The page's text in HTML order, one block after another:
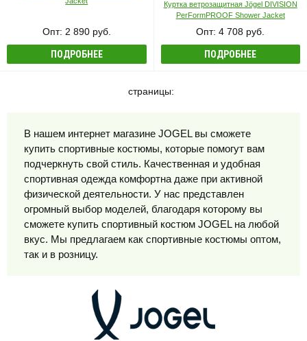
Опт: 2 890 руб.
ПОДРОБНЕЕ
Куртка ветрозащитная Jögel DIVISION
PerFormPROOF Shower Jacket
Опт: 4 708 руб.
ПОДРОБНЕЕ
страницы:
В нашем интернет магазине JOGEL вы сможете
купить спортивные костюмы, которые помогут вам
подчеркнуть свой стиль. Качественная и удобная
спортивная одежда комфортна даже при активной
физической деятельности. У нас представлен
огромный выбор моделей, благодаря которому вы
сможете купить спортивный костюм JOGEL на любой
вкус. Мы предлагаем как спортивные костюмы оптом,
так и в розницу.